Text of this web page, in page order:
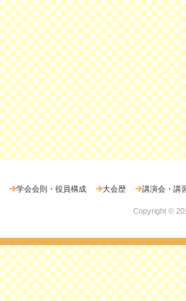
学会会則・役員構成 大会歴 講演会・講
Copyright ©